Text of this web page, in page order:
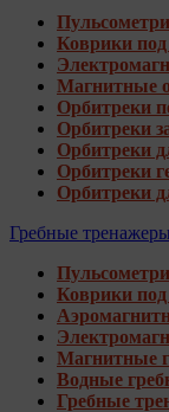
Пульсометри
Коврики
Магнитные
Орбитреки
Орбитреки
Орбитреки
Орбитреки
Орбитреки
Гребные тренажеры
Пульсометри
Коврики
Магнитные
Водные
Гребные